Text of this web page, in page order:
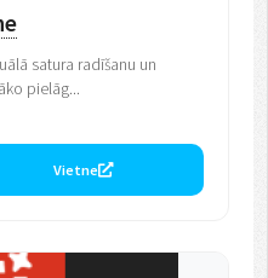
satura radīšanu un
pielāg...
Vietne